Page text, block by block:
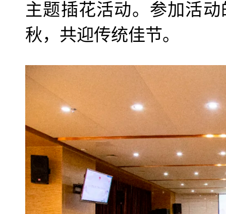
主题插花活动。参加活
秋，共迎传统佳节。